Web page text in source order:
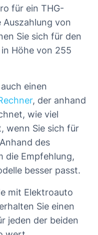
für ein THG-
von
Sie sich für den
Höhe von 255
einen
, der anhand
wie viel
wenn Sie sich für
des
die Empfehlung,
besser passt.
mit Elektroauto
Sie einen
jeden der beiden